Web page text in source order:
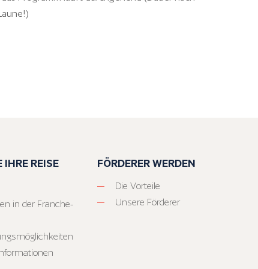
IHRE REISE
in der Franche-
FÖRDERER WERDEN
Die Vorteile
Unsere Förderer